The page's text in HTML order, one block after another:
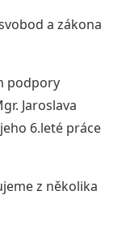
a zákona
podpory
Jaroslava
6.leté práce
z několika